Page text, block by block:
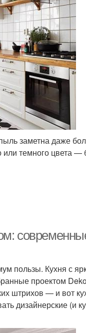
заметна даже
темного цвета —
пользы. Кухня с
проектом
штрихов — и вот
дизайнерские (и